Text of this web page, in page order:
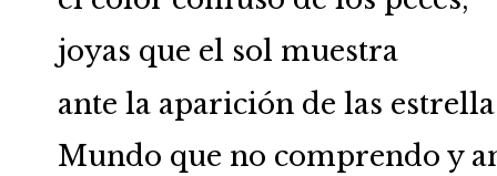
joyas que el sol muestra
ante la aparición de las
Mundo que no comprendo y